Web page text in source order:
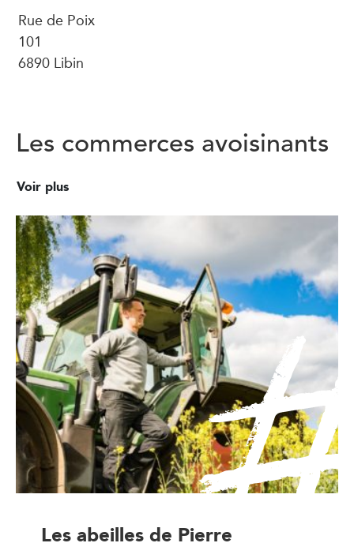
Rue de Poix
101
6890 Libin
Les commerces avoisinants
Voir plus
Les abeilles de Pierre